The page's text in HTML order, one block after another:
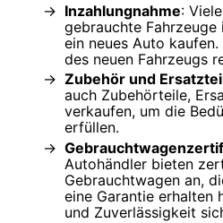
Inzahlungnahme:
gebrauchte Fahrzeuge
ein neues Auto
des neuen Fahrzeugs
Zubehör und
auch Zubehörteile,
verkaufen, um die
erfüllen.
Autohändler bieten
Gebrauchtwagen an,
eine Garantie erhalten
und Zuverlässigkeit